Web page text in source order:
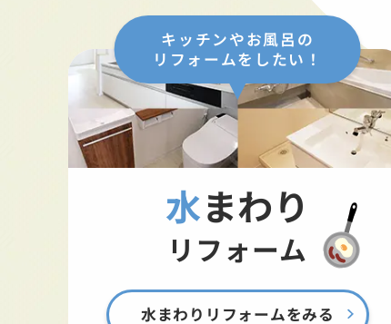
キッチンやお風呂の
リフォームをしたい！
水まわり
リフォーム
水まわりリフォームをみる